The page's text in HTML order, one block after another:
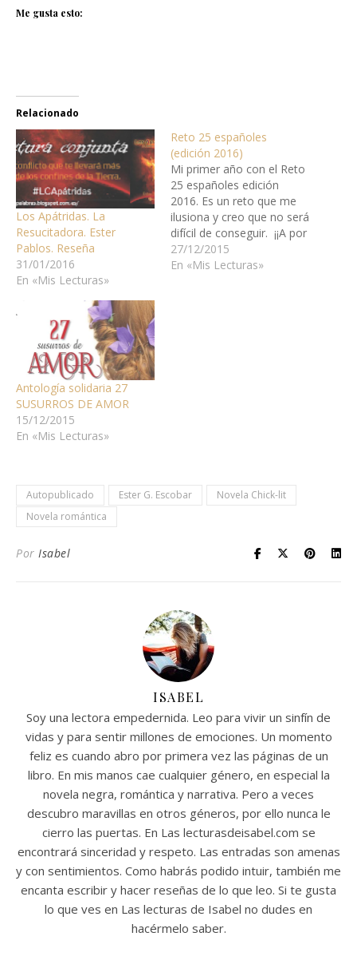
Me gusta esto:
Relacionado
Los Apátridas. La
Resucitadora. Ester
Pablos. Reseña
31/01/2016
En «Mis Lecturas»
Reto 25 españoles
(edición 2016)
Mi primer año con el Reto
25 españoles edición
2016. Es un reto que me
ilusiona y creo que no será
difícil de conseguir. ¡¡A por
ello !! Versión 2016 El
objetivo : leer, durante el
27/12/2015
En «Mis Lecturas»
Antología solidaria 27
SUSURROS DE AMOR
15/12/2015
En «Mis Lecturas»
Autopublicado Ester G. Escobar
Novela Chick-lit
Novela romántica
Por Isabel
ISABEL
Soy una lectora empedernida. Leo para vivir un sinfín de
vidas y para sentir millones de emociones. Un momento
feliz es cuando abro por primera vez las páginas de un
libro. En mis manos cae cualquier género, en especial la
novela negra, romántica y narrativa. Pero a veces
descubro maravillas en otros géneros, por ello nunca le
cierro las puertas. En Las lecturasdeisabel.com se
encontrará sinceridad y respeto. Las entradas son amenas
y con sentimientos. Como habrás podido intuir, también me
encanta escribir y hacer reseñas de lo que leo. Si te gusta
lo que ves en Las lecturas de Isabel no dudes en
hacérmelo saber.